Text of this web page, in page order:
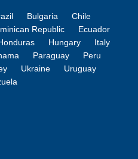
Bulgaria
Chile
Republic
Ecuador
Hungary
Italy
Paraguay
Peru
Ukraine
Uruguay